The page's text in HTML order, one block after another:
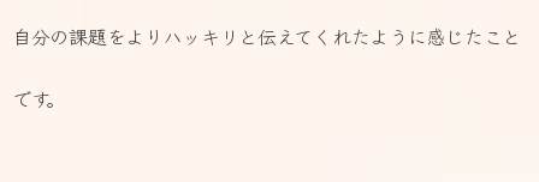
自分の課題をよりハッキリと伝えてくれたように感じたこと
です。